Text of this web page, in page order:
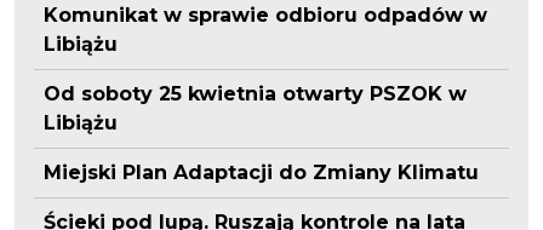
Komunikat w sprawie odbioru odpadów w
Libiążu
Od soboty 25 kwietnia otwarty PSZOK w
Libiążu
Miejski Plan Adaptacji do Zmiany Klimatu
Ścieki pod lupą. Ruszają kontrole na lata